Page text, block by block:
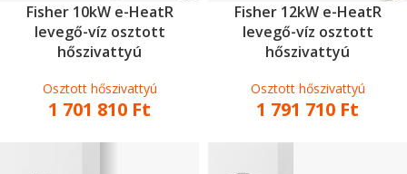
Fisher 10kW e-HeatR
levegő-víz osztott
hőszivattyú
Osztott hőszivattyú
1 701 810 Ft
Fisher 12kW e-HeatR
levegő-víz osztott
hőszivattyú
Osztott hőszivattyú
1 791 710 Ft